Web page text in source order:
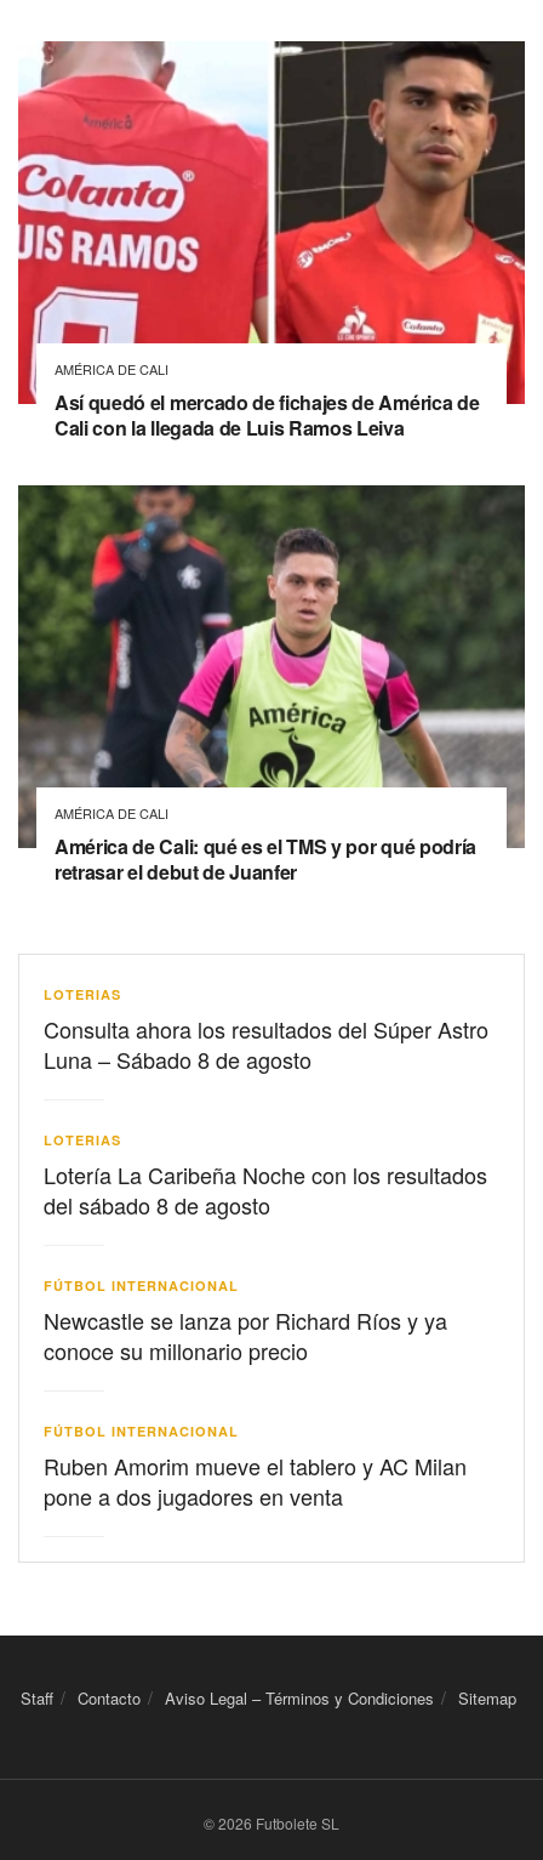
AMÉRICA DE CALI
Así quedó el mercado de fichajes de América de
Cali con la llegada de Luis Ramos Leiva
AMÉRICA DE CALI
América de Cali: qué es el TMS y por qué podría
retrasar el debut de Juanfer
LOTERIAS
Consulta ahora los resultados del Súper Astro
Luna – Sábado 8 de agosto
LOTERIAS
Lotería La Caribeña Noche con los resultados
del sábado 8 de agosto
FÚTBOL INTERNACIONAL
Newcastle se lanza por Richard Ríos y ya
conoce su millonario precio
FÚTBOL INTERNACIONAL
Ruben Amorim mueve el tablero y AC Milan
pone a dos jugadores en venta
Staff Contacto Aviso Legal – Términos y Condiciones Sitemap
© 2026 Futbolete SL